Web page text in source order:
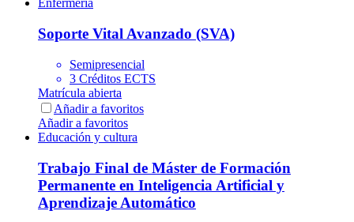
Enfermería
Soporte Vital Avanzado (SVA)
Semipresencial
3 Créditos ECTS
Matrícula abierta
Añadir a favoritos
Añadir a favoritos
Educación y cultura
Trabajo Final de Máster de Formación
Permanente en Inteligencia Artificial y
Aprendizaje Automático